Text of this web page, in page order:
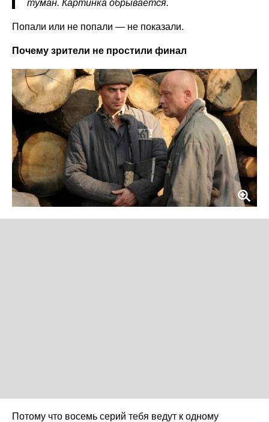
туман. Картинка обрывается.
Попали или не попали — не показали.
Почему зрители не простили финал
Потому что восемь серий тебя ведут к одному